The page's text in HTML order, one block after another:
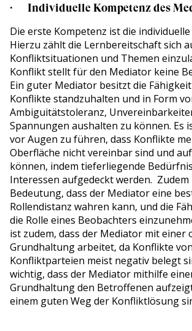
· Individuelle Kompetenz des
Die erste Kompetenz ist die
Hierzu zählt die Lernbereitschaft sich
Konfliktsituationen und Themen
Konflikt stellt für den Mediator keine
Ein guter Mediator besitzt die
Konflikte standzuhalten und in Form
Ambiguitätstoleranz,
Spannungen aushalten zu können. Es
vor Augen zu führen, dass Konflikte
Oberfläche nicht vereinbar sind und
können, indem tieferliegende
Interessen aufgedeckt werden. Zudem
Bedeutung, dass der Mediator eine
Rollendistanz wahren kann, und die
die Rolle eines Beobachters
ist zudem, dass der Mediator mit einer
Grundhaltung arbeitet, da Konflikte
Konfliktparteien meist negativ belegt
wichtig, dass der Mediator mithilfe
Grundhaltung den Betroffenen
einem guten Weg der Konfliktlösung